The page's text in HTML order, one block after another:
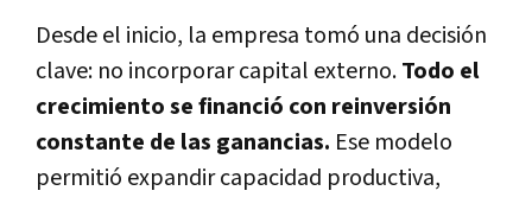
Desde el inicio, la empresa tomó una decisión
clave: no incorporar capital externo.Todo el
crecimiento se financió con reinversión
constante de las ganancias. Ese modelo
permitió expandir capacidad productiva,